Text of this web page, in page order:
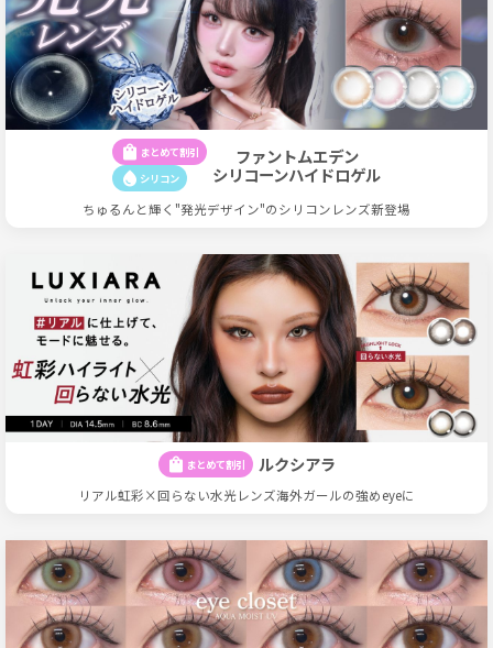
shopping_bag まとめて割引
water_drop シリコン
ファントムエデン
シリコーンハイドロゲル
ちゅるんと輝く"発光デザイン"のシリコンレンズ新登場
shopping_bag まとめて割引 ルクシアラ
リアル虹彩×回らない水光レンズ海外ガールの強めeyeに